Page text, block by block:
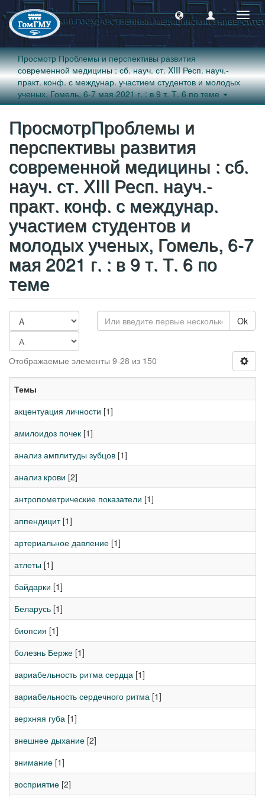
Просмотр Проблемы и перспективы развития
современной медицины : сб. науч. ст. XIII Респ. науч.-
практ. конф. с междунар. участием студентов и молодых
ученых, Гомель, 6-7 мая 2021 г. : в 9 т. Т. 6 по теме
ПросмотрПроблемы и
перспективы развития
современной медицины : сб.
науч. ст. XIII Респ. науч.-
практ. конф. с междунар.
участием студентов и
молодых ученых, Гомель, 6-7
мая 2021 г. : в 9 т. Т. 6 по
теме
Ok
Отображаемые элементы 9-28 из 150
Темы
акцентуация личности [1]
амилоидоз почек [1]
анализ амплитуды зубцов [1]
анализ крови [2]
антропометрические показатели [1]
аппендицит[1]
артериальное давление [1]
атлеты [1]
байдарки [1]
Беларусь [1]
биопсия [1]
болезнь Берже [1]
вариабельность ритма сердца [1]
вариабельность сердечного ритма [1]
верхняя губа [1]
внешнее дыхание [2]
внимание [1]
восприятие [2]